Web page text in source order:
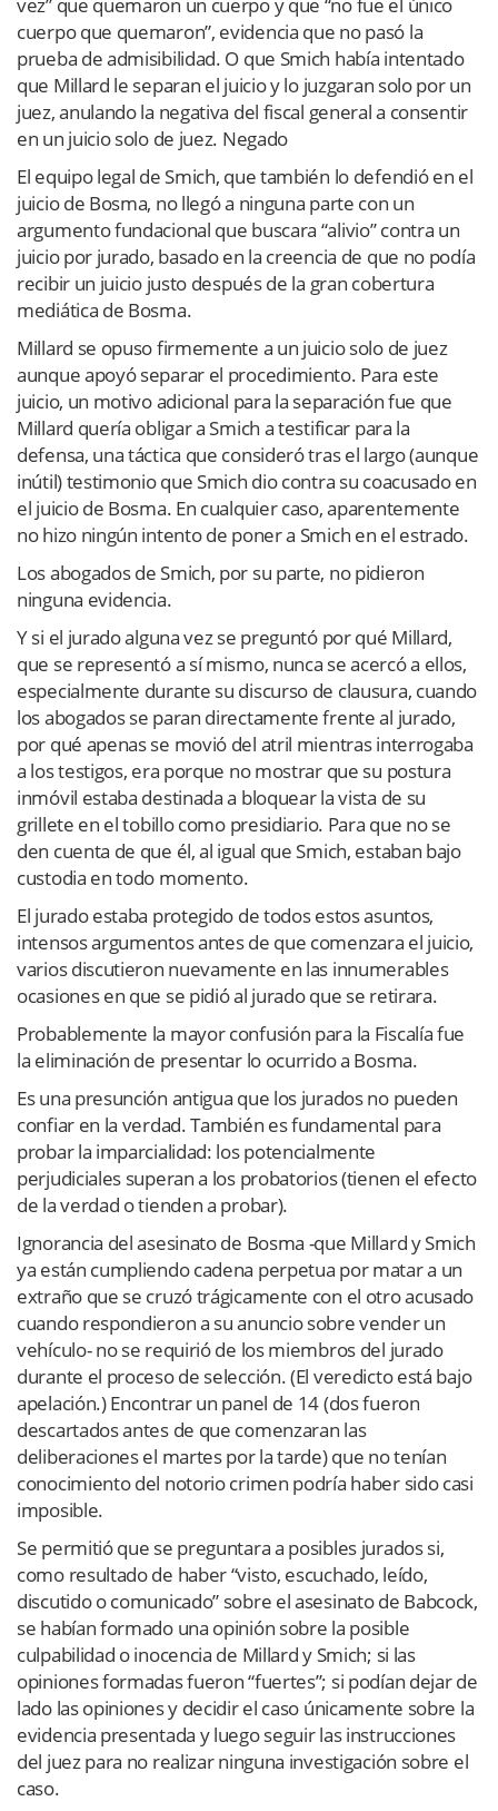
cuerpo que quemaron”, evidencia que no pasó la
prueba de admisibilidad. O que Smich había intentado
que Millard le separan el juicio y lo juzgaran solo por un
juez, anulando la negativa del fiscal general a consentir
en un juicio solo de juez. Negado
El equipo legal de Smich, que también lo defendió en el
juicio de Bosma, no llegó a ninguna parte con un
argumento fundacional que buscara “alivio” contra un
juicio por jurado, basado en la creencia de que no podía
recibir un juicio justo después de la gran cobertura
mediática de Bosma.
Millard se opuso firmemente a un juicio solo de juez
aunque apoyó separar el procedimiento. Para este
juicio, un motivo adicional para la separación fue que
Millard quería obligar a Smich a testificar para la
defensa, una táctica que consideró tras el largo (aunque
inútil) testimonio que Smich dio contra su coacusado en
el juicio de Bosma. En cualquier caso, aparentemente
no hizo ningún intento de poner a Smich en el estrado.
Los abogados de Smich, por su parte, no pidieron
ninguna evidencia.
Y si el jurado alguna vez se preguntó por qué Millard,
que se representó a sí mismo, nunca se acercó a ellos,
especialmente durante su discurso de clausura, cuando
los abogados se paran directamente frente al jurado,
por qué apenas se movió del atril mientras interrogaba
a los testigos, era porque no mostrar que su postura
inmóvil estaba destinada a bloquear la vista de su
grillete en el tobillo como presidiario. Para que no se
den cuenta de que él, al igual que Smich, estaban bajo
custodia en todo momento.
El jurado estaba protegido de todos estos asuntos,
intensos argumentos antes de que comenzara el juicio,
varios discutieron nuevamente en las innumerables
ocasiones en que se pidió al jurado que se retirara.
Probablemente la mayor confusión para la Fiscalía fue
la eliminación de presentar lo ocurrido a Bosma.
Es una presunción antigua que los jurados no pueden
confiar en la verdad. También es fundamental para
probar la imparcialidad: los potencialmente
perjudiciales superan a los probatorios (tienen el efecto
de la verdad o tienden a probar).
Ignorancia del asesinato de Bosma -que Millard y Smich
ya están cumpliendo cadena perpetua por matar a un
extraño que se cruzó trágicamente con el otro acusado
cuando respondieron a su anuncio sobre vender un
vehículo- no se requirió de los miembros del jurado
durante el proceso de selección. (El veredicto está bajo
apelación.) Encontrar un panel de 14 (dos fueron
descartados antes de que comenzaran las
deliberaciones el martes por la tarde) que no tenían
conocimiento del notorio crimen podría haber sido casi
imposible.
Se permitió que se preguntara a posibles jurados si,
como resultado de haber “visto, escuchado, leído,
discutido o comunicado” sobre el asesinato de Babcock,
se habían formado una opinión sobre la posible
culpabilidad o inocencia de Millard y Smich; si las
opiniones formadas fueron “fuertes”; si podían dejar de
lado las opiniones y decidir el caso únicamente sobre la
evidencia presentada y luego seguir las instrucciones
del juez para no realizar ninguna investigación sobre el
caso.